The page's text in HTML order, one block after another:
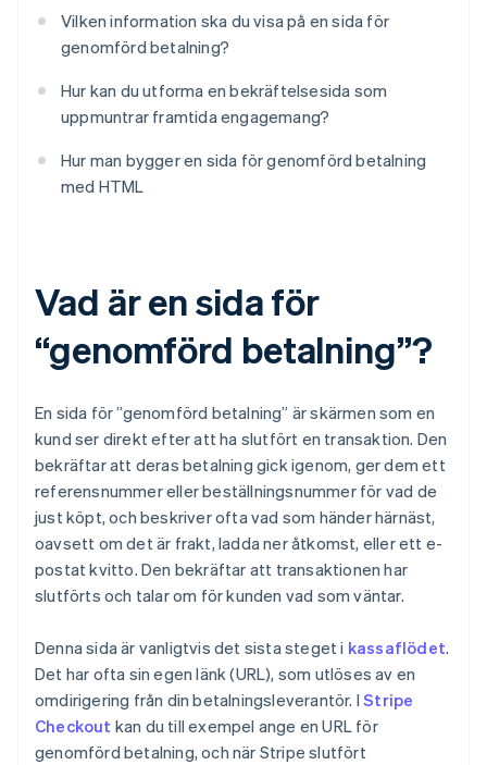
Vilken information ska du visa på en sida för
genomförd betalning?
Hur kan du utforma en bekräftelsesida som
uppmuntrar framtida engagemang?
Hur man bygger en sida för genomförd betalning
med HTML
Vad är en sida för
“genomförd betalning”?
En sida för ”genomförd betalning” är skärmen som en
kund ser direkt efter att ha slutfört en transaktion. Den
bekräftar att deras betalning gick igenom, ger dem ett
referensnummer eller beställningsnummer för vad de
just köpt, och beskriver ofta vad som händer härnäst,
oavsett om det är frakt, ladda ner åtkomst, eller ett e-
postat kvitto. Den bekräftar att transaktionen har
slutförts och talar om för kunden vad som väntar.
Denna sida är vanligtvis det sista steget i kassaflödet.
Det har ofta sin egen länk (URL), som utlöses av en
omdirigering från din betalningsleverantör. IStripe
Checkout kan du till exempel ange en URL för
genomförd betalning, och när Stripe slutfört